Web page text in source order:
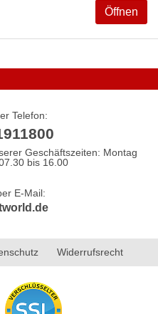
Öffnen
Telefon:
Geschäftszeiten: Montag
bis 16.00
E-Mail:
Widerrufsrecht